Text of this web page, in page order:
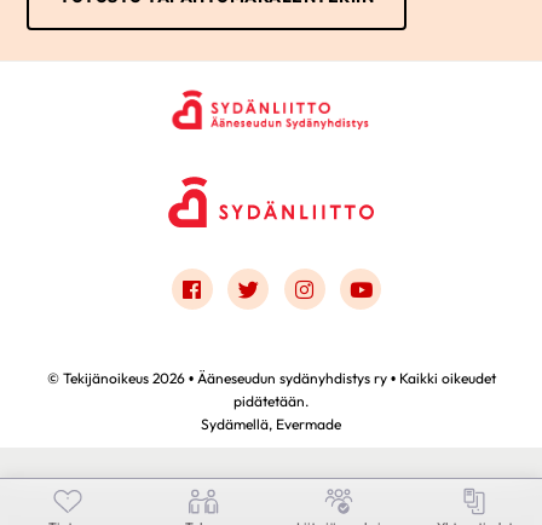
Link to facebook
Link to twitter
Link to instagram
Link to youtube
© Tekijänoikeus 2026 • Ääneseudun sydänyhdistys ry • Kaikki oikeudet
pidätetään.
Sydämellä, Evermade